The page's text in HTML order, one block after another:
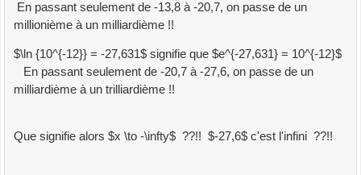
En passant seulement de -13,8 à -20,7, on passe de un
millionième à un milliardième !!
$\ln {10^{-12}} = -27,631$ signifie que $e^{-27,631} = 10^{-12}$
En passant seulement de -20,7 à -27,6, on passe de un
milliardième à un trilliardième !!
Que signifie alors $x \to -\infty$ ??!! $-27,6$ c'est l'infini ??!!